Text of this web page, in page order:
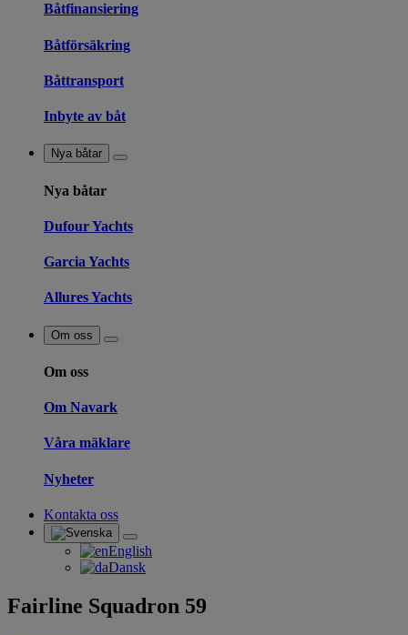
Båtfinansiering
Båtförsäkring
Båttransport
Inbyte av båt
Nya båtar
Nya båtar
Dufour Yachts
Garcia Yachts
Allures Yachts
Om oss
Om oss
Om Navark
Våra mäklare
Nyheter
Kontakta oss
English
Dansk
Fairline Squadron 59